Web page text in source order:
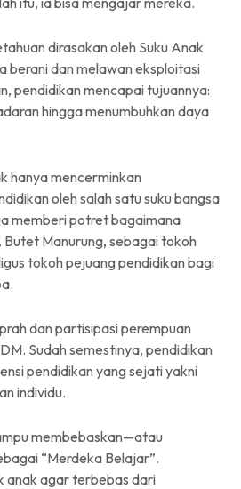
dirasakan oleh Suku Anak
berani dan melawan eksploitasi
pendidikan mencapai tujuannya:
hingga menumbuhkan daya
hanya mencerminkan
oleh salah satu suku bangsa
memberi potret bagaimana
Manurung, sebagai tokoh
tokoh pejuang pendidikan bagi
dan partisipasi perempuan
Sudah semestinya, pendidikan
pendidikan yang sejati yakni
individu.
membebaskan—atau
“Merdeka Belajar”.
anak agar terbebas dari